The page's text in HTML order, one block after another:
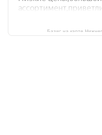
Базис на карте